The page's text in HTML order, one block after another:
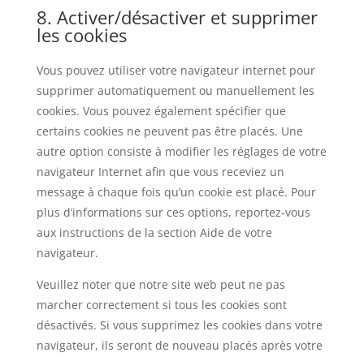
8. Activer/désactiver et supprimer
les cookies
Vous pouvez utiliser votre navigateur internet pour
supprimer automatiquement ou manuellement les
cookies. Vous pouvez également spécifier que
certains cookies ne peuvent pas être placés. Une
autre option consiste à modifier les réglages de votre
navigateur Internet afin que vous receviez un
message à chaque fois qu’un cookie est placé. Pour
plus d’informations sur ces options, reportez-vous
aux instructions de la section Aide de votre
navigateur.
Veuillez noter que notre site web peut ne pas
marcher correctement si tous les cookies sont
désactivés. Si vous supprimez les cookies dans votre
navigateur, ils seront de nouveau placés après votre